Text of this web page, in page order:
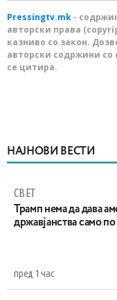
Pressingtv.mk -
авторски права
казниво со закон.
авторски содржини со
се цитира.
НАЈНОВИ ВЕСТИ
СВЕТ
Трамп нема да дава
државјанства само
пред 1 час